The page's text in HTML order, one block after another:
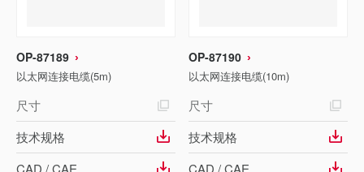
OP-87189
以太网连接电缆(5m)
尺寸
技术规格
CAD / CAE
OP-87190
以太网连接电缆(10m)
尺寸
技术规格
CAD / CAE